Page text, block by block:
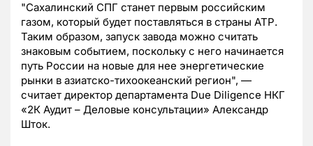
"Сахалинский СПГ станет первым российским
газом, который будет поставляться в страны АТР.
Таким образом, запуск завода можно считать
знаковым событием, поскольку с него начинается
путь России на новые для нее энергетические
рынки в азиатско-тихоокеанский регион", —
считает директор департамента Due Diligence НКГ
«2К Аудит – Деловые консультации» Александр
Шток.